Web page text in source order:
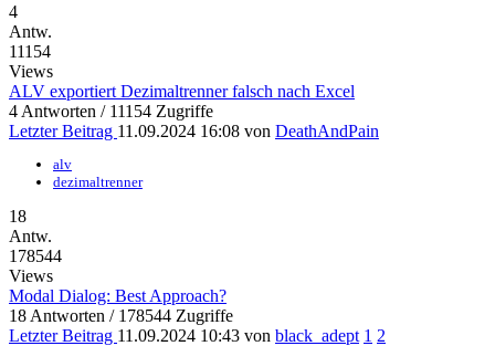
4
Antw.
11154
Views
ALV exportiert Dezimaltrenner falsch nach Excel
4 Antworten / 11154 Zugriffe
Letzter Beitrag 11.09.2024 16:08 von DeathAndPain
alv
dezimaltrenner
18
Antw.
178544
Views
Modal Dialog: Best Approach?
18 Antworten / 178544 Zugriffe
Letzter Beitrag 11.09.2024 10:43 von black_adept 1 2